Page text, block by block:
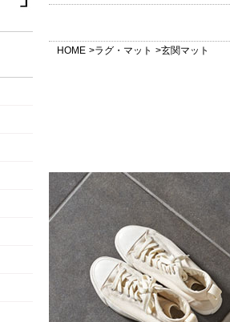
HOME ラグ・マット 玄関マット